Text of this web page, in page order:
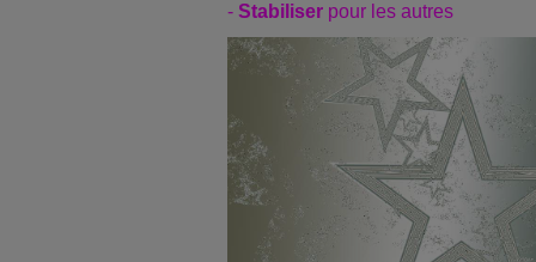
- Stabiliser pour les autres